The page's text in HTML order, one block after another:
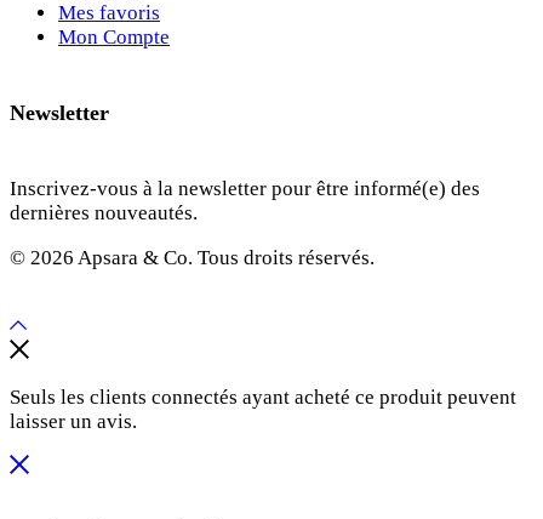
Mes favoris
Mon Compte
Newsletter
Inscrivez-vous à la newsletter pour être informé(e) des
dernières nouveautés.
© 2026 Apsara & Co. Tous droits réservés.
Seuls les clients connectés ayant acheté ce produit peuvent
laisser un avis.